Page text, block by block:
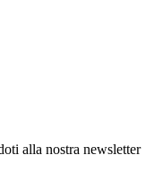
alla nostra newsletter